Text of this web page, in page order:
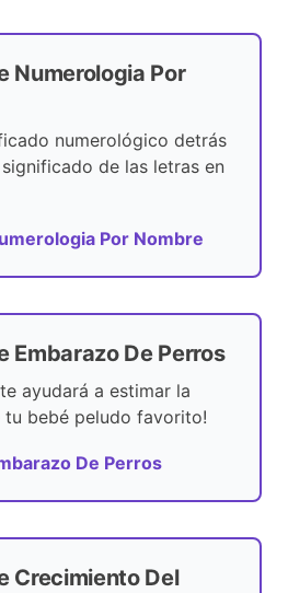
Numerologia Por
numerológico detrás
de las letras en
Por Nombre
Embarazo De Perros
ayudará a estimar la
bebé peludo favorito!
De Perros
Crecimiento Del